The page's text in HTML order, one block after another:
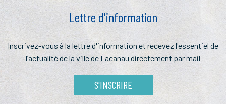
Lettre d'information
Inscrivez-vous à la lettred'information et recevez l'essentiel de
l’actualité de la ville de Lacanau directement par mail
S'INSCRIRE